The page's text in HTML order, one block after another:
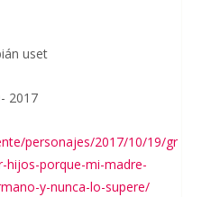
uset
2017
personajes/2017/10/19/gr
hijos-porque-mi-madre-
y-nunca-lo-supere/